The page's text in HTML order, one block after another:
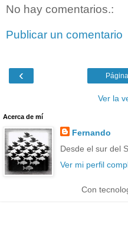
No hay comentarios.:
Publicar un comentario
‹
Ver la
Acerca de mí
Fernando
Desde el sur del
Ver mi perfil
Con